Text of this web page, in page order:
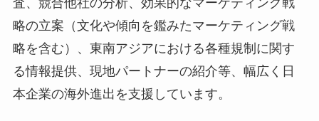
査、競合他社の分析、効果的なマーケティング戦
略の立案（文化や傾向を鑑みたマーケティング戦
略を含む）、東南アジアにおける各種規制に関す
る情報提供、現地パートナーの紹介等、幅広く日
本企業の海外進出を支援しています。